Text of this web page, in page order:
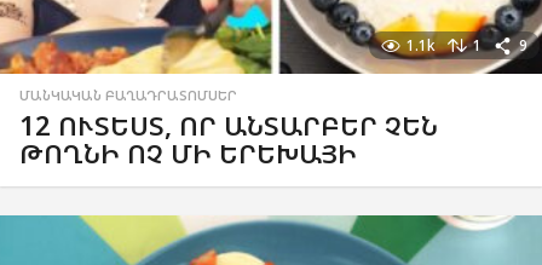
1.1k 1 9
ՄԱՆԿԱԿԱՆ ԲԱՂԱԴՐԱՏՈՄՍԵՐ
12 ՈՒՏԵՍՏ, ՈՐ ԱՆՏԱՐԲԵՐ ՉԵՆ
ԹՈՂՆԻ ՈՉ ՄԻ ԵՐԵԽԱՅԻ